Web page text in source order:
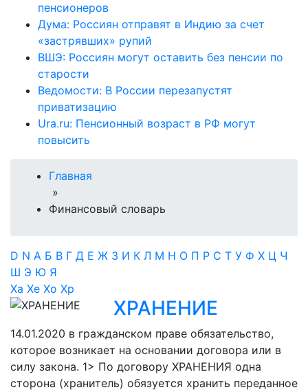
пенсионеров
Дума: Россиян отправят в Индию за счет
«застрявших» рупий
ВШЭ: Россиян могут оставить без пенсии по
старости
Ведомости: В России перезапустят
приватизацию
Ura.ru: Пенсионный возраст в РФ могут
повысить
Главная
»
Финансовый словарь
D N А Б В Г Д Е Ж З И К Л М Н О П Р С Т У Ф Х Ц Ч
Ш Э Ю Я
Ха Хе Хо Хр
ХРАНЕНИЕ
14.01.2020 в гражданском праве обязательство,
которое возникает на основании договора или в
силу закона. 1> По договору ХРАНЕНИЯ одна
сторона (хранитель) обязуется хранить переданное